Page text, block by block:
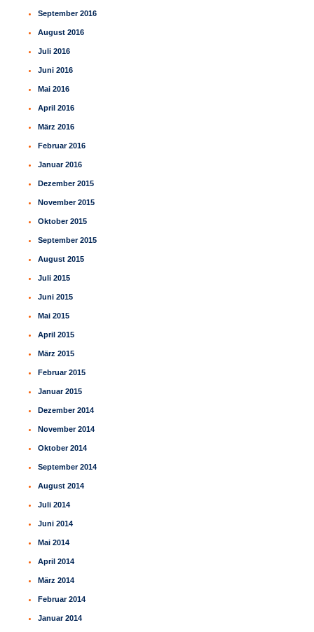
September 2016
August 2016
Juli 2016
Juni 2016
Mai 2016
April 2016
März 2016
Februar 2016
Januar 2016
Dezember 2015
November 2015
Oktober 2015
September 2015
August 2015
Juli 2015
Juni 2015
Mai 2015
April 2015
März 2015
Februar 2015
Januar 2015
Dezember 2014
November 2014
Oktober 2014
September 2014
August 2014
Juli 2014
Juni 2014
Mai 2014
April 2014
März 2014
Februar 2014
Januar 2014